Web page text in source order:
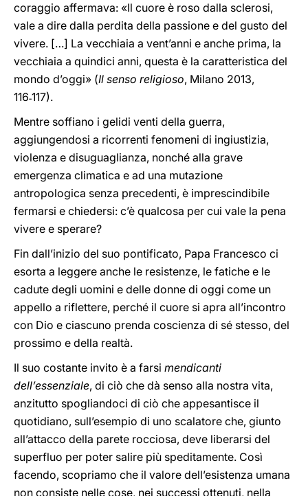
coraggio affermava: «Il cuore è roso dalla sclerosi,
vale a dire dalla perdita della passione e del gusto del
vivere. […] La vecchiaia a vent’anni e anche prima, la
vecchiaia a quindici anni, questa è la caratteristica del
mondo d’oggi» (Il senso religioso, Milano 2013,
116˗117).
Mentre soffiano i gelidi venti della guerra,
aggiungendosi a ricorrenti fenomeni di ingiustizia,
violenza e disuguaglianza, nonché alla grave
emergenza climatica e ad una mutazione
antropologica senza precedenti, è imprescindibile
fermarsi e chiedersi: c’è qualcosa per cui vale la pena
vivere e sperare?
Fin dall’inizio del suo pontificato, Papa Francesco ci
esorta a leggere anche le resistenze, le fatiche e le
cadute degli uomini e delle donne di oggi come un
appello a riflettere, perché il cuore si apra all’incontro
con Dio e ciascuno prenda coscienza di sé stesso, del
prossimo e della realtà.
Il suo costante invito è a farsi mendicanti
dell’essenziale, di ciò che dà senso alla nostra vita,
anzitutto spogliandoci di ciò che appesantisce il
quotidiano, sull’esempio di uno scalatore che, giunto
all’attacco della parete rocciosa, deve liberarsi del
superfluo per poter salire più speditamente. Così
facendo, scopriamo che il valore dell’esistenza umana
non consiste nelle cose, nei successi ottenuti, nella